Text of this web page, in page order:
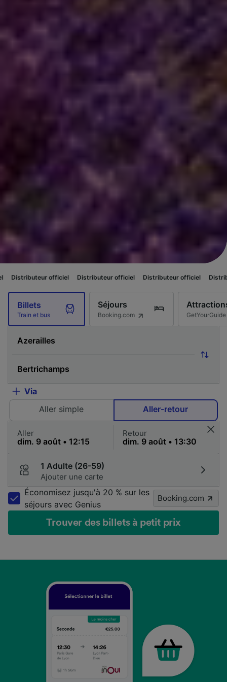
officiel Distributeur officiel Distributeur officiel Distributeur officiel
Billets
Train et bus
Séjours
Booking.com GetYourGuide
Via
Aller simple
Aller-retour
Aller Retour
1 Adulte (26-59)
Ajouter une carte
Économisez jusqu'à 20 % sur les
séjours avec Genius
Booking.com
Trouver des billets à petit prix